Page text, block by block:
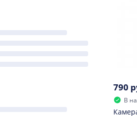
790
В